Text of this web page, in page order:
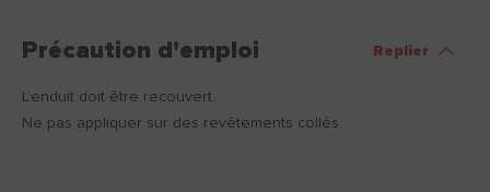
Précaution d'emploi Replier
L’enduit doit être recouvert.
Ne pas appliquer sur des revêtements collés.